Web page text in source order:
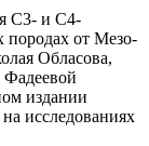
С3- и С4-
породах от Мезо-
Обласова,
издании
исследованиях